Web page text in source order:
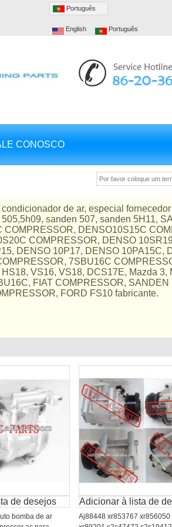
Português
English Português
CONOSCO
de ar, especial
sanden 507, sanden 5H11,
DENSO10S15C
COMPRESSOR, DENSO
DENSO 10P17, DENSO 10PA15C,
7SBU16C
VS16, VS18, DCS17E, Mazda 3,
FIAT COMPRESSOR, SANDEN
FORD FS10 fabricante.
de desejos
bomba de ar
Adicionar à lista de
Aj88448 xr853767 xr856050